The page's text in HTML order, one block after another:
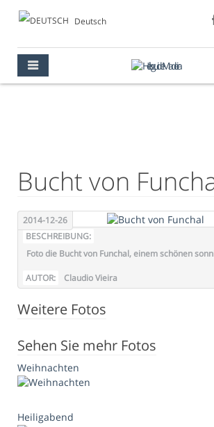
Deutsch
Bucht von
2014-12-26
BESCHREIBUNG:
Foto die Bucht von Funchal, einem schönen
AUTOR: Claudio Vieira
Weitere Fotos
Sehen Sie mehr Fotos
Weihnachten
Heiligabend